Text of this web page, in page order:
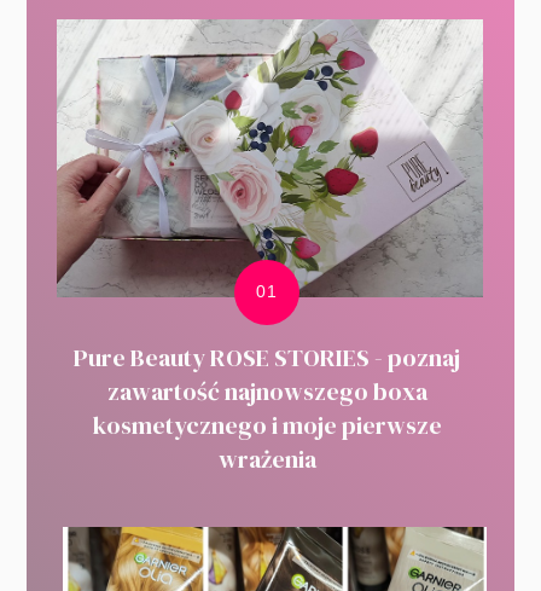
Pure Beauty ROSE STORIES - poznaj
zawartość najnowszego boxa
kosmetycznego i moje pierwsze
wrażenia